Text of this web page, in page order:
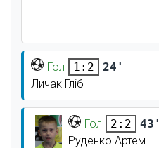
Гол 1:2
24'
Личак Гліб
Гол 2:2
43'
Руденко Артем